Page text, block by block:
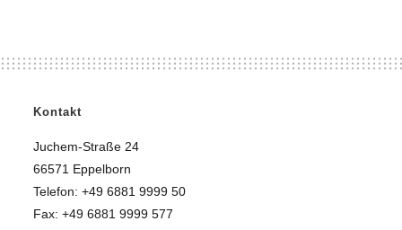
Kontakt
Juchem-Straße 24
66571 Eppelborn
Telefon: +49 6881 9999 50
Fax: +49 6881 9999 577